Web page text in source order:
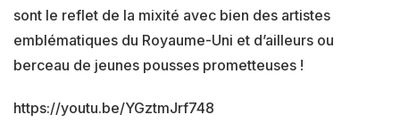
sont le reflet de la mixité avec bien des artistes
emblématiques du Royaume-Uni et d’ailleurs ou
berceau de jeunes pousses prometteuses !
https://youtu.be/YGztmJrf748